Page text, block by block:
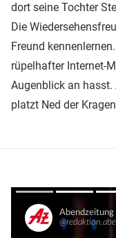
dort seine Tochter
Die
Freund
rüpelhafter Internet-
Augenblick an
platzt Ned der